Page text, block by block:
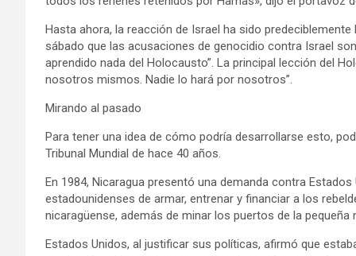
Hasta ahora, la reacción de Israel ha sido
sábado que las acusaciones de genocidio contra Israel
aprendido nada del Holocausto”. La principal lección del
nosotros mismos. Nadie lo hará por nosotros”.
Mirando al pasado
Para tener una idea de cómo podría desarrollarse esto,
Tribunal Mundial de hace 40 años.
En 1984, Nicaragua presentó una demanda contra
estadounidenses de armar, entrenar y financiar a los
nicaragüense, además de minar los puertos de la pequeña
Estados Unidos, al justificar sus políticas, afirmó que